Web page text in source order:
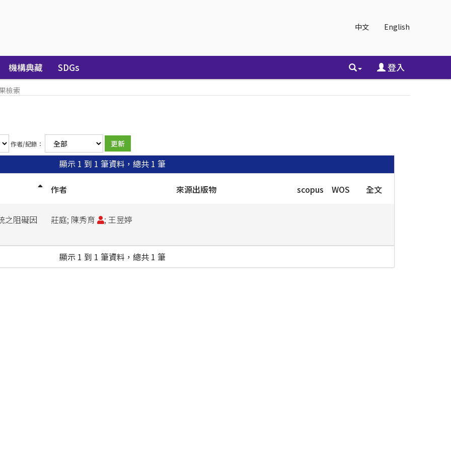
中文 English
機構典藏 SDGs 登入
檢索
作者/紀錄：
顯示 1 到 1 筆資料，總共 1 筆
作者 來源出版物 scopus WOS 全文
之阻礙因 莊庭; 陳秀育 ; 王昱婷
顯示 1 到 1 筆資料，總共 1 筆